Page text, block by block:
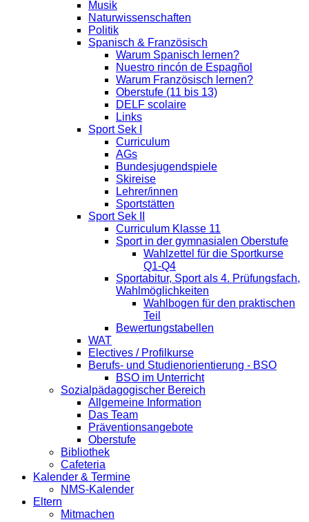
Musik
Naturwissenschaften
Politik
Spanisch & Französisch
Warum Spanisch lernen?
Nuestro rincón de Espagñol
Warum Französisch lernen?
Oberstufe (11 bis 13)
DELF scolaire
Links
Sport Sek I
Curriculum
AGs
Bundesjugendspiele
Skireise
Lehrer/innen
Sportstätten
Sport Sek II
Curriculum Klasse 11
Sport in der gymnasialen Oberstufe
Wahlzettel für die Sportkurse
Q1-Q4
Sportabitur, Sport als 4. Prüfungsfach,
Wahlmöglichkeiten
Wahlbogen für den praktischen
Teil
Bewertungstabellen
WAT
Electives / Profilkurse
Berufs- und Studienorientierung - BSO
BSO im Unterricht
Sozialpädagogischer Bereich
Allgemeine Information
Das Team
Präventionsangebote
Oberstufe
Bibliothek
Cafeteria
Kalender & Termine
NMS-Kalender
Eltern
Mitmachen